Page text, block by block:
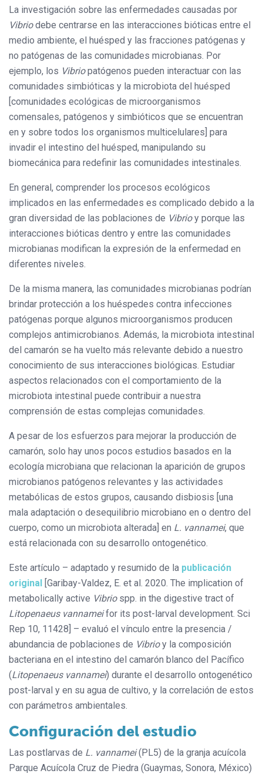
La investigación sobre las enfermedades causadas por
Vibriodebe centrarse en las interacciones bióticas entre el
medio ambiente, el huésped y las fracciones patógenas y
no patógenas de las comunidades microbianas. Por
ejemplo, los Vibriopatógenos pueden interactuar con las
comunidades simbióticas y la microbiota del huésped
[comunidades ecológicas de microorganismos
comensales, patógenos y simbióticos que se encuentran
en y sobre todos los organismos multicelulares] para
invadir el intestino del huésped, manipulando su
biomecánica para redefinir las comunidades intestinales.
En general, comprender los procesos ecológicos
implicados en las enfermedades es complicado debido a la
gran diversidad de las poblaciones de Vibrioy porque las
interacciones bióticas dentro y entre las comunidades
microbianas modifican la expresión de la enfermedad en
diferentes niveles.
De la misma manera, las comunidades microbianas podrían
brindar protección a los huéspedes contra infecciones
patógenas porque algunos microorganismos producen
complejos antimicrobianos. Además, la microbiota intestinal
del camarón se ha vuelto más relevante debido a nuestro
conocimiento de sus interacciones biológicas. Estudiar
aspectos relacionados con el comportamiento de la
microbiota intestinal puede contribuir a nuestra
comprensión de estas complejas comunidades.
A pesar de los esfuerzos para mejorar la producción de
camarón, solo hay unos pocos estudios basados ​​en la
ecología microbiana que relacionan la aparición de grupos
microbianos patógenos relevantes y las actividades
metabólicas de estos grupos, causando disbiosis [una
mala adaptación o desequilibrio microbiano en o dentro del
cuerpo, como un microbiota alterada] en L. vannamei, que
está relacionada con su desarrollo ontogenético.
Este artículo – adaptado y resumido de la publicación
original
[Garibay-Valdez, E. et al. 2020. The implication of
metabolically active Vibrio spp. in the digestive tract of
Litopenaeus vannameifor its post-larval development. Sci
Rep 10, 11428] – evaluó el vínculo entre la presencia /
abundancia de poblaciones de Vibrioy la composición
bacteriana en el intestino del camarón blanco del Pacífico
(Litopenaeus vannamei) durante el desarrollo ontogenético
post-larval y en su agua de cultivo, y la correlación de estos
con parámetros ambientales.
Configuración del estudio
Las postlarvas de L. vannamei(PL5) de la granja acuícola
Parque Acuícola Cruz de Piedra (Guaymas, Sonora, México)